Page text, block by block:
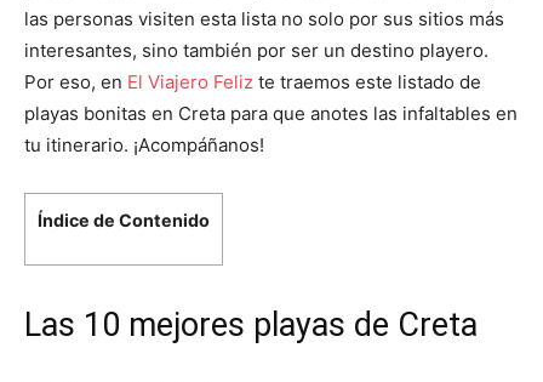
las personas visiten esta lista no solo por sus sitios más
interesantes, sino también por ser un destino playero.
Por eso, en El Viajero Feliz te traemos este listado de
playas bonitas en Creta para que anotes las infaltables en
tu itinerario. ¡Acompáñanos!
Índice de Contenido
Las 10 mejores playas de Creta